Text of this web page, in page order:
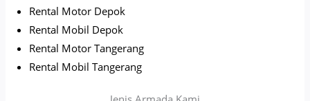
Rental Motor Depok
Rental Mobil Depok
Rental Motor Tangerang
Rental Mobil Tangerang